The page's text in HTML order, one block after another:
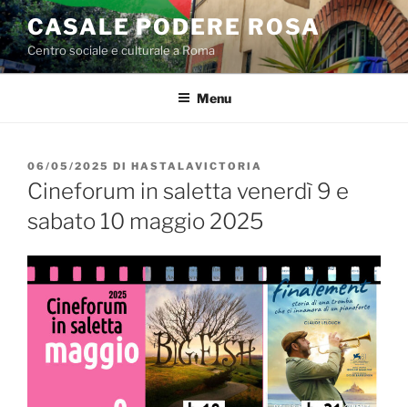
Salta
al
contenuto
CASALE PODERE ROSA
Centro sociale e culturale a Roma
Menu
PUBBLICATO
IL
06/05/2025 DI HASTALAVICTORIA
Cineforum in saletta venerdì 9 e
sabato 10 maggio 2025